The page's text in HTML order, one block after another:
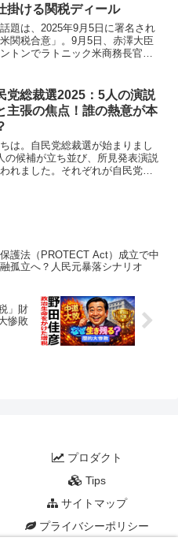
掛ける関税ディール
題は、2025年9月5日に署名され
関税合意」。9月5日、赤澤大臣
トンでラトニック米商務長官と
外交的勝利」だとか「不平等条
」だ...
党総裁選2025：5人の演説
主張の焦点！誰の熱意が本
は。自民党総裁選が始まりまし
の候補が立ち並び、所見発表演説
れました。それぞれが自民党の
護法（PROTECT Act）成立で中
孤立へ？人民元暴落シナリオ
」財
惨敗
プロダクト
Tips
サイトマップ
プライバシーポリシー